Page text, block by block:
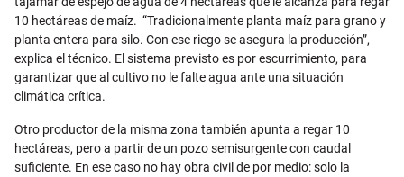
10 hectáreas de maíz. “Tradicionalmente planta maíz para grano y
planta entera para silo. Con ese riego se asegura la producción”,
explica el técnico. El sistema previsto es por escurrimiento, para
garantizar que al cultivo no le falte agua ante una situación
climática crítica.
Otro productor de la misma zona también apunta a regar 10
hectáreas, pero a partir de un pozo semisurgente con caudal
suficiente. En ese caso no hay obra civil de por medio: solo la